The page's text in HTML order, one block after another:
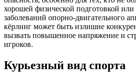
хорошей физической подготовкой или
заболеваний опорно-двигательного
кёрлинг может быть излишне
вызвать повышенное напряжение и
игроков.
Курьезный вид спорта